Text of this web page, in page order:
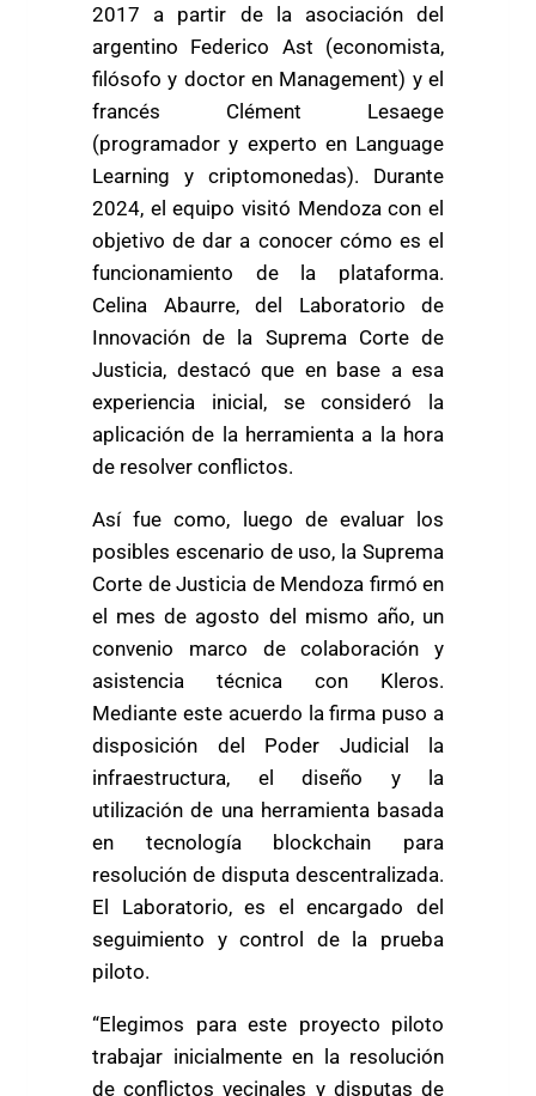
2017 a partir de la asociación del
argentino Federico Ast (economista,
filósofo y doctor en Management) y el
francés Clément Lesaege
(programador y experto en Language
Learning y criptomonedas). Durante
2024, el equipo visitó Mendoza con el
objetivo de dar a conocer cómo es el
funcionamiento de la plataforma.
Celina Abaurre, del Laboratorio de
Innovación de la Suprema Corte de
Justicia, destacó que en base a esa
experiencia inicial, se consideró la
aplicación de la herramienta a la hora
de resolver conflictos.
Así fue como, luego de evaluar los
posibles escenario de uso, la Suprema
Corte de Justicia de Mendoza firmó en
el mes de agosto del mismo año, un
convenio marco de colaboración y
asistencia técnica con Kleros.
Mediante este acuerdo la firma puso a
disposición del Poder Judicial la
infraestructura, el diseño y la
utilización de una herramienta basada
en tecnología blockchain para
resolución de disputa descentralizada.
El Laboratorio, es el encargado del
seguimiento y control de la prueba
piloto.
“Elegimos para este proyecto piloto
trabajar inicialmente en la resolución
de conflictos vecinales y disputas de